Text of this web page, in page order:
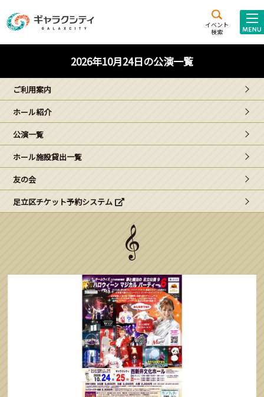
イベント
検索
施設案内
西新井
文化ホール
ギャラクシティとは
こどもみーてぃんぐ
Gがくえん
ブランドからのお知らせ
2026年10月24日の公演一覧
ご利用案内
ホール紹介
公演一覧
ホール施設貸出一覧
友の会
足立区チケット予約システム